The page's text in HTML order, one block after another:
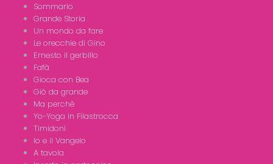
Sommario
Grande Storia
Un mondo da fare
Le orecchie di Gino
Ernesto il gerbillo
Fafà
Gioca con Bea
Giò da grande
Ma perchè
Yo-Yoga in Filastrocca
Timidoni
Io e il Vangelo
A tavola